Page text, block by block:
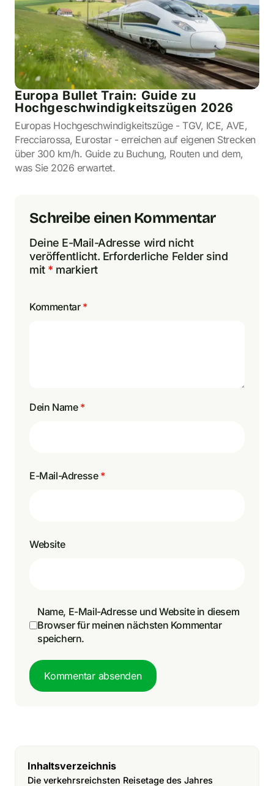
Europa Bullet Train: Guide zu
Hochgeschwindigkeitszügen 2026
Europas Hochgeschwindigkeitszüge - TGV, ICE, AVE,
Frecciarossa, Eurostar - erreichen auf eigenen Strecken
über 300 km/h. Guide zu Buchung, Routen und dem,
was Sie 2026 erwartet.
Schreibe einen Kommentar
Deine E-Mail-Adresse wird nicht
veröffentlicht. Erforderliche Felder sind
mit * markiert
Kommentar *
Dein Name *
E-Mail-Adresse *
Website
Name, E-Mail-Adresse und Website in diesem
Browser für meinen nächsten Kommentar
speichern.
Kommentar absenden
Inhaltsverzeichnis
Die verkehrsreichsten Reisetage des Jahres